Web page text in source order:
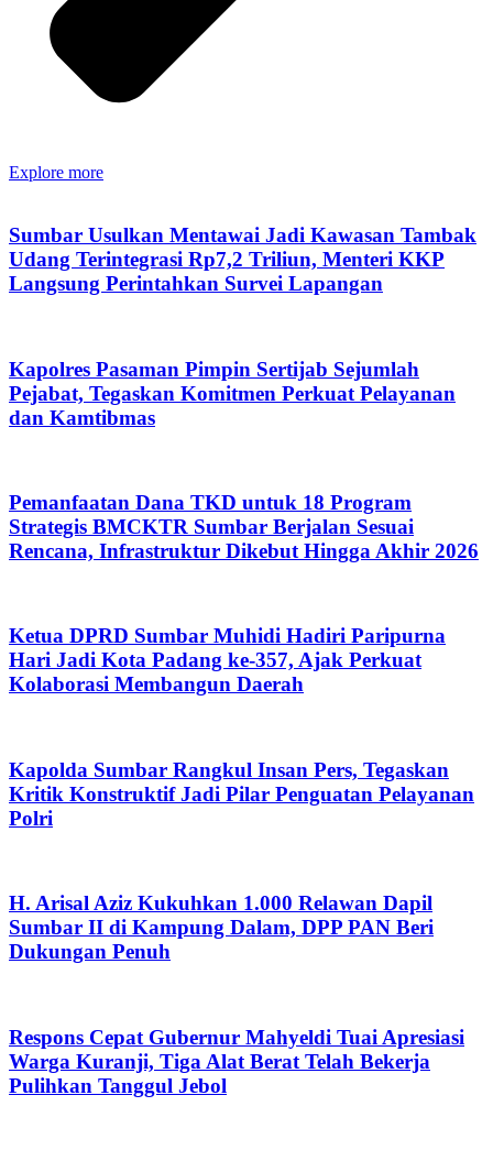
Explore more
Sumbar Usulkan Mentawai Jadi Kawasan Tambak
Udang Terintegrasi Rp7,2 Triliun, Menteri KKP
Langsung Perintahkan Survei Lapangan
Kapolres Pasaman Pimpin Sertijab Sejumlah
Pejabat, Tegaskan Komitmen Perkuat Pelayanan
dan Kamtibmas
Pemanfaatan Dana TKD untuk 18 Program
Strategis BMCKTR Sumbar Berjalan Sesuai
Rencana, Infrastruktur Dikebut Hingga Akhir 2026
Ketua DPRD Sumbar Muhidi Hadiri Paripurna
Hari Jadi Kota Padang ke-357, Ajak Perkuat
Kolaborasi Membangun Daerah
Kapolda Sumbar Rangkul Insan Pers, Tegaskan
Kritik Konstruktif Jadi Pilar Penguatan Pelayanan
Polri
H. Arisal Aziz Kukuhkan 1.000 Relawan Dapil
Sumbar II di Kampung Dalam, DPP PAN Beri
Dukungan Penuh
Respons Cepat Gubernur Mahyeldi Tuai Apresiasi
Warga Kuranji, Tiga Alat Berat Telah Bekerja
Pulihkan Tanggul Jebol